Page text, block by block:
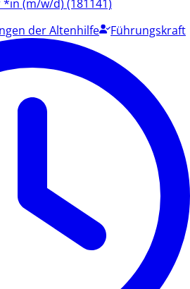
(m/w/d) (181141)
der Altenhilfe Führungskraft